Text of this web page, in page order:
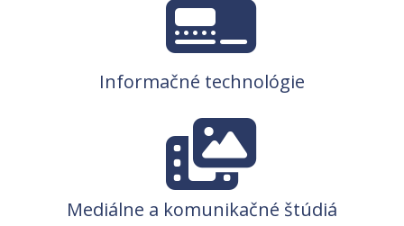
Informačné technológie
Mediálne a komunikačné štúdiá